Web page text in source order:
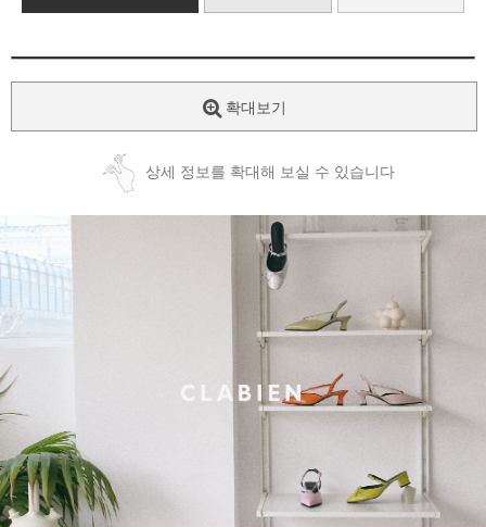
확대보기
상세 정보를 확대해 보실 수 있습니다